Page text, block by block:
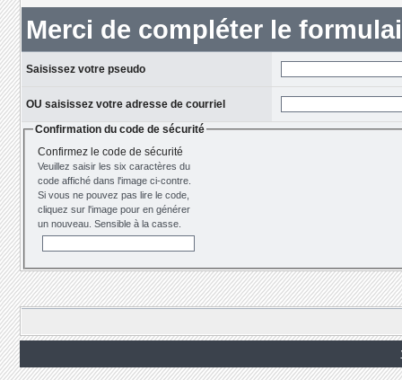
Merci de compléter le
Saisissez votre pseudo
OU saisissez votre adresse de courriel
Confirmation du code de sécurité
Confirmez le code de sécurité
Veuillez saisir les six caractères du
code affiché dans l'image ci-contre.
Si vous ne pouvez pas lire le code,
cliquez sur l'image pour en générer
un nouveau. Sensible à la casse.